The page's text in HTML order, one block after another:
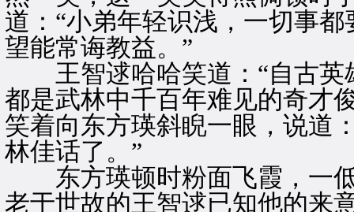
道：“小弟年轻识浅，一切事
望能常诲教益。”
王智逑哈哈笑道：“自古英
都是武林中千百年难见的奇
笑着向东方瑛斜睨一眼，说道
林佳话了。”
东方瑛顿时粉面飞霞，一低
老于世故的王智逑已知他的来